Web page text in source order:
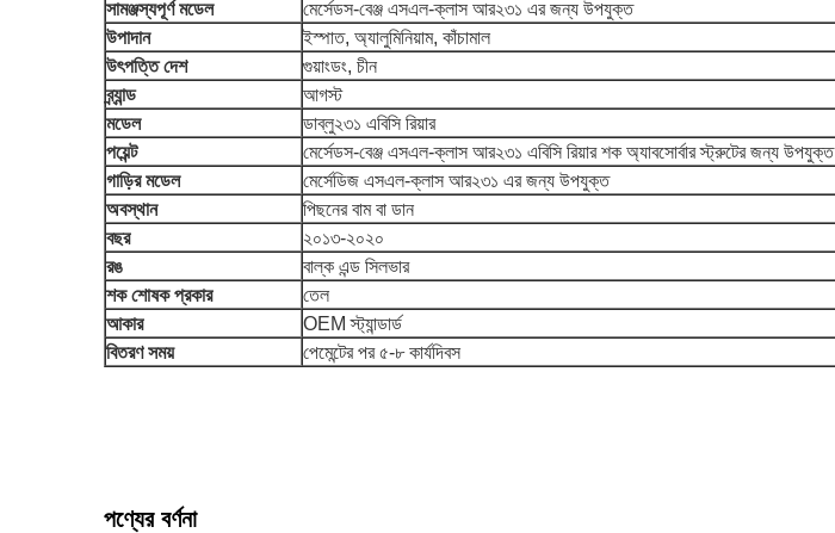
সামঞ্জস্যপূর্ণ মডেল
মের্সেডস-বেঞ্জ এসএল-ক্লাস আর২৩১ এর জন্য উপযুক্ত
উপাদান
ইস্পাত, অ্যালুমিনিয়াম, কাঁচামাল
উৎপত্তি দেশ
গুয়াংডং, চীন
ব্র্যান্ড
আগস্ট
মডেল
ডাব্লু২৩১ এবিসি রিয়ার
পয়েন্ট
মের্সেডস-বেঞ্জ এসএল-ক্লাস আর২৩১ এবিসি রিয়ার শক অ্যাবসোর্বার স্ট্রুটের জন্য উপযুক্ত
গাড়ির মডেল
মের্সেডিজ এসএল-ক্লাস আর২৩১ এর জন্য উপযুক্ত
অবস্থান
পিছনের বাম বা ডান
বছর
২০১৩-২০২০
রঙ
বাল্ক এন্ড সিলভার
শক শোষক প্রকার
তেল
আকার
OEM স্ট্যান্ডার্ড
বিতরণ সময়
পেমেন্টের পর ৫-৮ কার্যদিবস
পণ্যের বর্ণনা